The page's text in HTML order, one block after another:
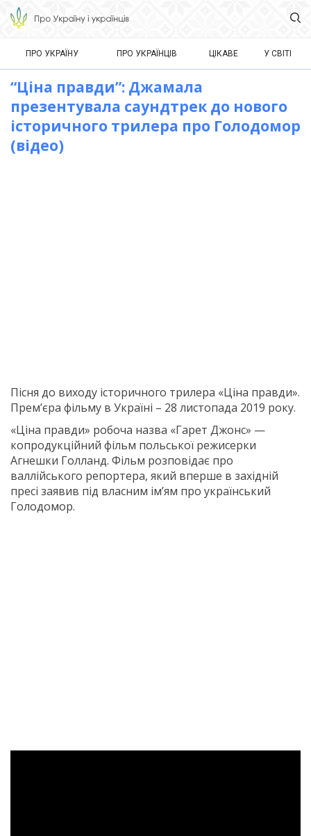
ПРО УКРАЇНУ ПРО УКРАЇНЦІВ ЦІКАВЕ У СВІТІ
“Ціна правди”: Джамала
презентувала саундтрек до нового
історичного трилера про Голодомор
(відео)
Пісня до виходу історичного трилера «Ціна правди».
Прем’єра фільму в Україні – 28 листопада 2019 року.
«Ціна правди» робоча назва «Гарет Джонс» —
копродукційний фільм польської режисерки
Агнешки Голланд. Фільм розповідає про
валлійського репортера, який вперше в західній
пресі заявив під власним ім’ям про український
Голодомор.